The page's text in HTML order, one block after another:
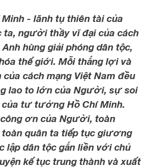
- lãnh tụ thiên tài của
ta, người thầy vĩ đại của cách
hùng giải phóng dân tộc,
thế giới. Mỗi thắng lợi và
cách mạng Việt Nam đều
lao to lớn của Người, sự soi
tư tưởng Hồ Chí Minh.
công ơn của Người, toàn
toàn quân ta tiếp tục giương
lập dân tộc gắn liền với chủ
kế tục trung thành và xuất